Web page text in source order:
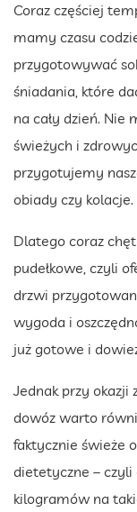
Coraz częściej
mamy czasu
przygotowywać
śniadania, które
na cały dzień. Nie
świeżych i
przygotujemy
obiady czy kolacje.
Dlatego coraz
pudełkowe, czyli
drzwi
wygoda i
już gotowe i
Jednak przy okazji
dowóz warto
faktycznie świeże
dietetyczne – czyli
kilogramów na